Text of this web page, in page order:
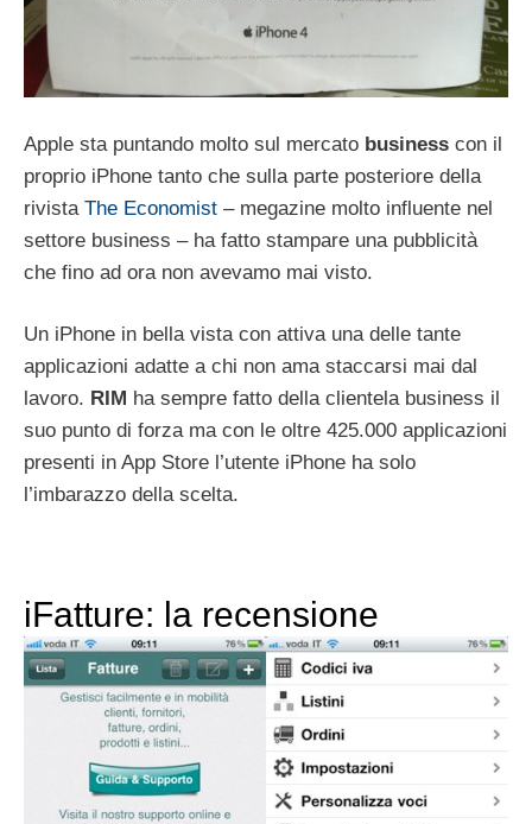
Apple sta puntando molto sul mercato business con il
proprio iPhone tanto che sulla parte posteriore della
rivista The Economist – megazine molto influente nel
settore business – ha fatto stampare una pubblicità
che fino ad ora non avevamo mai visto.
Un iPhone in bella vista con attiva una delle tante
applicazioni adatte a chi non ama staccarsi mai dal
lavoro. RIM ha sempre fatto della clientela business il
suo punto di forza ma con le oltre 425.000 applicazioni
presenti in App Store l’utente iPhone ha solo
l’imbarazzo della scelta.
iFatture: la recensione